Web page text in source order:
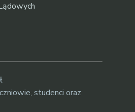
studenci oraz